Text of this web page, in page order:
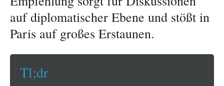
auf diplomatischer Ebene und stößt in
Paris auf großes Erstaunen.
Tl;dr